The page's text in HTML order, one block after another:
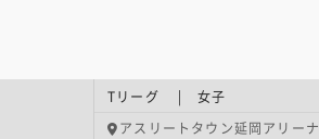
Tリーグ | 女子
アスリートタウン延岡アリーナ